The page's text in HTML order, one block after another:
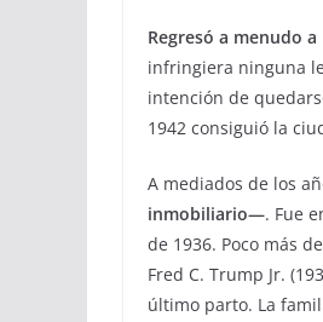
Regresó a menudo
infringiera ninguna
intención de
1942 consiguió la
A mediados de los
inmobiliario—. Fue
de 1936. Poco más
Fred C. Trump Jr.
último parto. La